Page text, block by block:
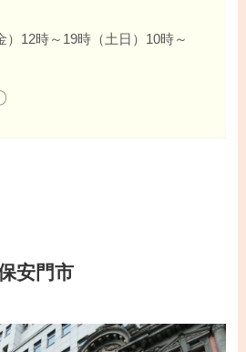
）12時～19時（土日）10時～
安門市